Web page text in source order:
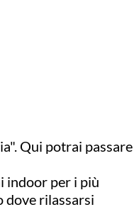
Qui potrai passare
indoor per i più
dove rilassarsi